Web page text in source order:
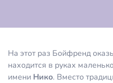
На этот раз Бойфренд
находится в руках
имени Нико. Вместо